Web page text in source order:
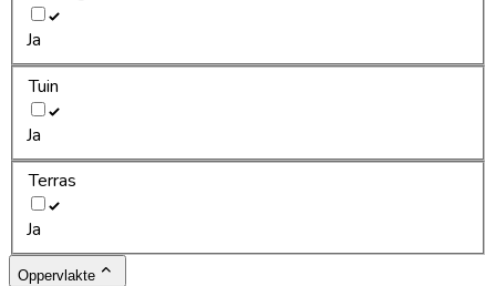
Ja
Tuin
Ja
Terras
Ja
Oppervlakte